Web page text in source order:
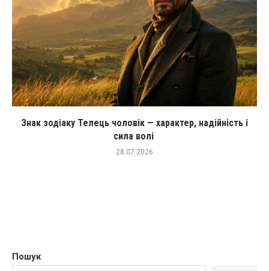
Знак зодіаку Телець чоловік — характер, надійність і
сила волі
28.07.2026
Пошук